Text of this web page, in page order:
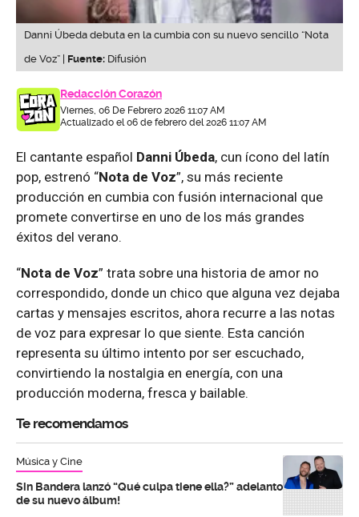
Danni Úbeda debuta en la cumbia con su nuevo sencillo “Nota
de Voz” | Fuente: Difusión
Redacción Corazón
Viernes, 06 De Febrero 2026 11:07 AM
Actualizado el 06 de febrero del 2026 11:07 AM
El cantante español Danni Úbeda, cun ícono del latín
pop, estrenó “Nota de Voz”, su más reciente
producción en cumbia con fusión internacional que
promete convertirse en uno de los más grandes
éxitos del verano.
“Nota de Voz” trata sobre una historia de amor no
correspondido, donde un chico que alguna vez dejaba
cartas y mensajes escritos, ahora recurre a las notas
de voz para expresar lo que siente. Esta canción
representa su último intento por ser escuchado,
convirtiendo la nostalgia en energía, con una
producción moderna, fresca y bailable.
Te recomendamos
Música y Cine
Sin Bandera lanzó “Qué culpa tiene ella?” adelanto
de su nuevo álbum!